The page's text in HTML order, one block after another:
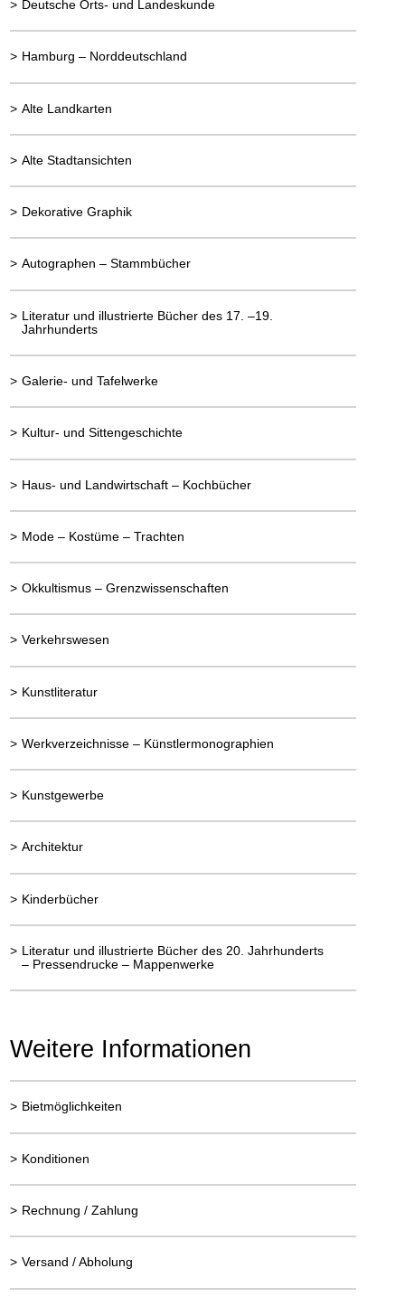
> Deutsche Orts- und Landeskunde
> Hamburg – Norddeutschland
> Alte Landkarten
> Alte Stadtansichten
> Dekorative Graphik
> Autographen – Stammbücher
> Literatur und illustrierte Bücher des 17. –19.
Jahrhunderts
> Galerie- und Tafelwerke
> Kultur- und Sittengeschichte
> Haus- und Landwirtschaft – Kochbücher
> Mode – Kostüme – Trachten
> Okkultismus – Grenzwissenschaften
> Verkehrswesen
> Kunstliteratur
> Werkverzeichnisse – Künstlermonographien
> Kunstgewerbe
> Architektur
> Kinderbücher
> Literatur und illustrierte Bücher des 20. Jahrhunderts
– Pressendrucke – Mappenwerke
Weitere Informationen
> Bietmöglichkeiten
> Konditionen
> Rechnung / Zahlung
> Versand / Abholung